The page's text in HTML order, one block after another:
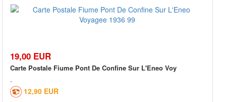
19,00 EUR
Carte Postale Fiume Pont De Confine Sur L'Eneo Voy
12,90 EUR